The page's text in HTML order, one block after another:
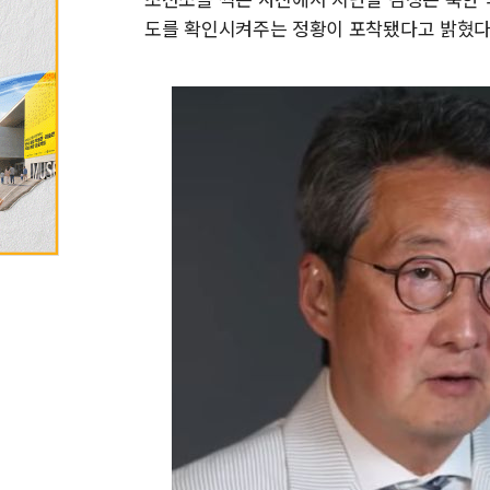
도를 확인시켜주는 정황이 포착됐다고 밝혔